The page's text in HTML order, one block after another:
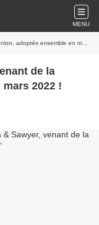
MENU
ensemble en mars 2022 !
de la
2022 !